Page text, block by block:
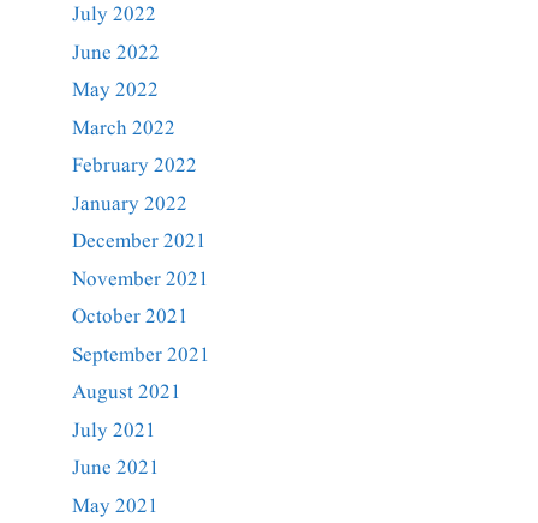
July 2022
June 2022
May 2022
March 2022
February 2022
January 2022
December 2021
November 2021
October 2021
September 2021
August 2021
July 2021
June 2021
May 2021